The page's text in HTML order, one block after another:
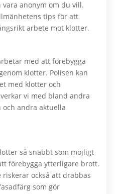
anonym om du vill.
tips för att
arbete mot klotter.
med att förebygga
klotter. Polisen kan
med klotter och
vi med bland andra
och andra aktuella
så snabbt som möjligt
förebygga ytterligare brott.
också att drabbas
som gör